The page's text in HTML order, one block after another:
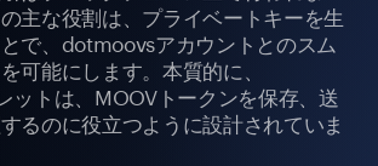
主な役割は、プライベートキーを生
で、dotmoovsアカウントとのスム
可能にします。本質的に、
ットは、MOOVトークンを保存、送
るのに役立つように設計されていま